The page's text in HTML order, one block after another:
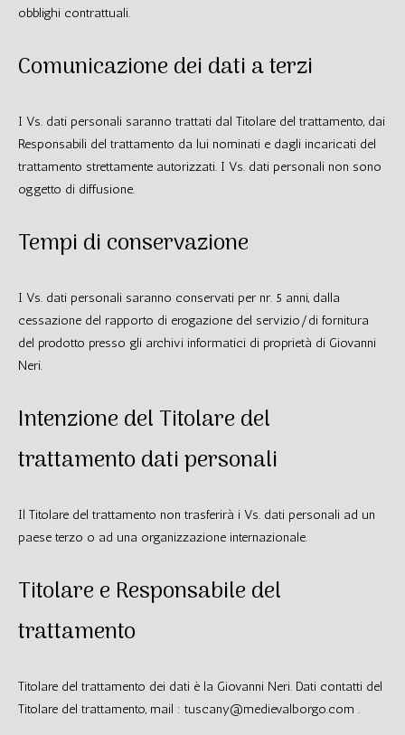
obblighi contrattuali.
Comunicazione dei dati a terzi
I Vs. dati personali saranno trattati dal Titolare del trattamento, dai
Responsabili del trattamento da lui nominati e dagli incaricati del
trattamento strettamente autorizzati. I Vs. dati personali non sono
oggetto di diffusione.
Tempi di conservazione
I Vs. dati personali saranno conservati per nr. 5 anni, dalla
cessazione del rapporto di erogazione del servizio/di fornitura
del prodotto presso gli archivi informatici di proprietà di Giovanni
Neri.
Intenzione del Titolare del
trattamento dati personali
Il Titolare del trattamento non trasferirà i Vs. dati personali ad un
paese terzo o ad una organizzazione internazionale.
Titolare e Responsabile del
trattamento
Titolare del trattamento dei dati è la Giovanni Neri. Dati contatti del
Titolare del trattamento, mail : tuscany@medievalborgo.com .